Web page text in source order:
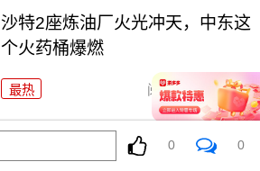
沙特2座炼油厂火光冲天，中东这
个火药桶爆燃
最热 阅读 6834
岐阜基地2枚新导弹，把东瀛军国
主义底牌掀开
0 0